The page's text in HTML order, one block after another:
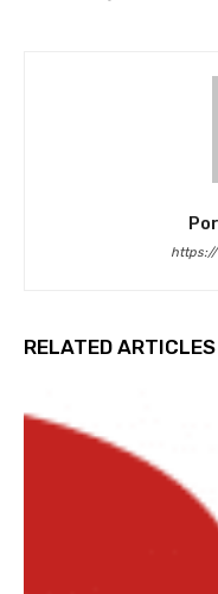
https://
RELATED ARTICLES